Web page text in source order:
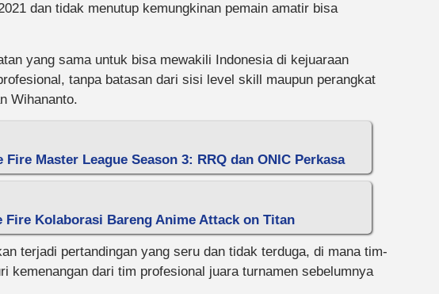
dan tidak menutup kemungkinan pemain amatir bisa
yang sama untuk bisa mewakili Indonesia di kejuaraan
tanpa batasan dari sisi level skill maupun perangkat
Wihananto.
Fire Master League Season 3: RRQ dan ONIC Perkasa
Fire Kolaborasi Bareng Anime Attack on Titan
terjadi pertandingan yang seru dan tidak terduga, di mana tim-
kemenangan dari tim profesional juara turnamen sebelumnya